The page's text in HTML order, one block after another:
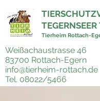
TEGERNSEER
Tierheim Rottach-
Weißachaustrasse 46
83700 Rottach-Egern
info@tierheim-rottach.de
Tel. 08022/5466